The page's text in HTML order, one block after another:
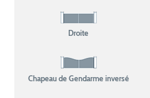
Droite
Chapeau de Gendarme inversé